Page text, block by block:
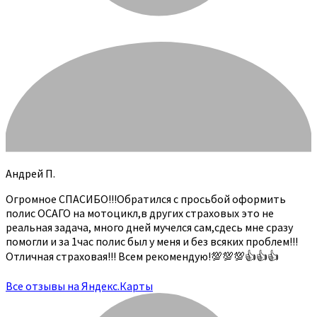
Андрей П.
Огромное СПАСИБО!!!Обратился с просьбой оформить
полис ОСАГО на мотоцикл,в других страховых это не
реальная задача, много дней мучелся сам,сдесь мне сразу
помогли и за 1час полис был у меня и без всяких проблем!!!
Отличная страховая!!! Всем рекомендую!💯💯💯👍👍👍
Все отзывы на Яндекс.Карты